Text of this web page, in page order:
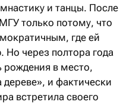
и танцы. После
только потому, что
где ей
Но через полтора года
рождения в место,
и фактически
встретила своего